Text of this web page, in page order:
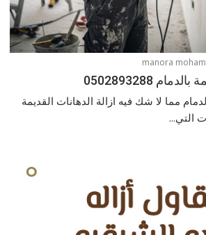
0502893288
مما لا شك فيه ازالة الدهانات القديمة
التي...